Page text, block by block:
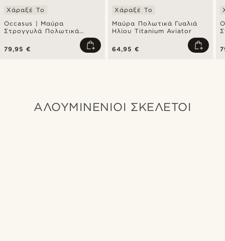
Occasus | Μαύρα
Στρογγυλά Πολωτικά
Χάραξέ Το
79,95 €
Μαύρα Πολωτικά Γυαλιά
Ηλίου Titanium Aviator
Χάραξέ Το
64,95 €
ΑΛΟΥΜΙΝΈΝΙΟΙ ΣΚΕΛΕΤΟΊ